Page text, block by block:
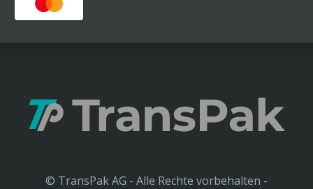
© TransPak AG - Alle Rechte vorbehalten -